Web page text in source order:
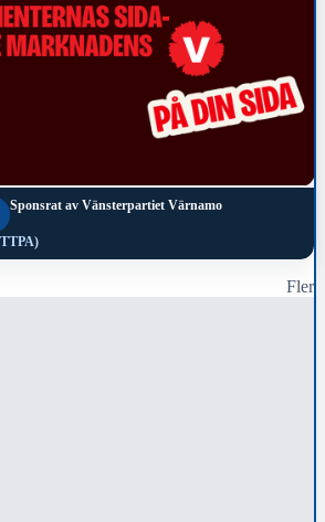
Sponsrat av Vänsterpartiet Värnamo
Fler